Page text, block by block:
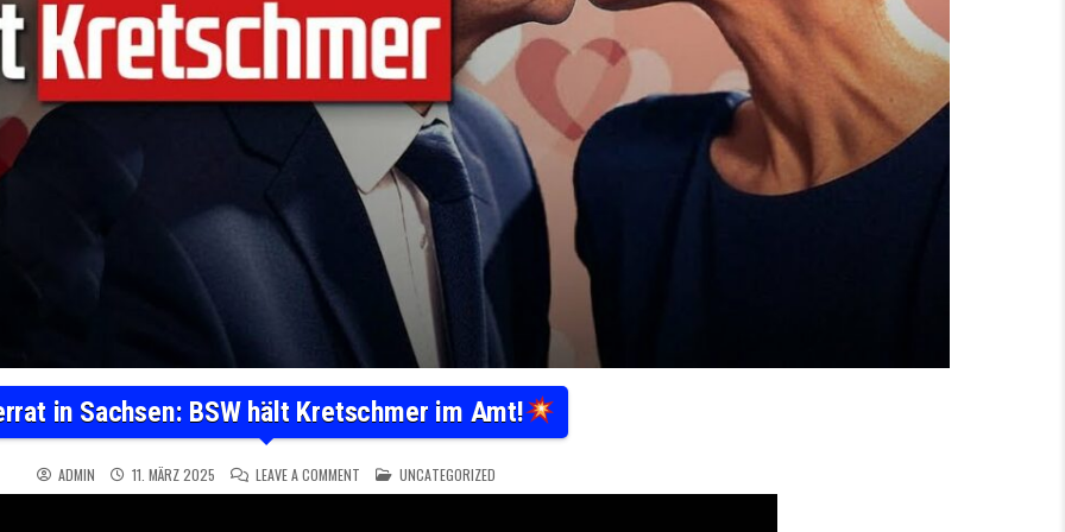
in Sachsen: BSW hält Kretschmer im Amt!
ADMIN 11. MÄRZ 2025 LEAVE A COMMENT ON VERRAT IN SACHSEN: BSW HÄLT KRETSCHMER IM AMT!
POSTED IN
UNCATEGORIZED